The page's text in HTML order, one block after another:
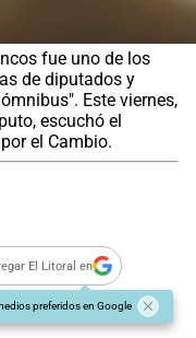
fue uno de los
de diputados y
Este viernes,
escuchó el
el Cambio.
El Litoral en
preferidos en Google